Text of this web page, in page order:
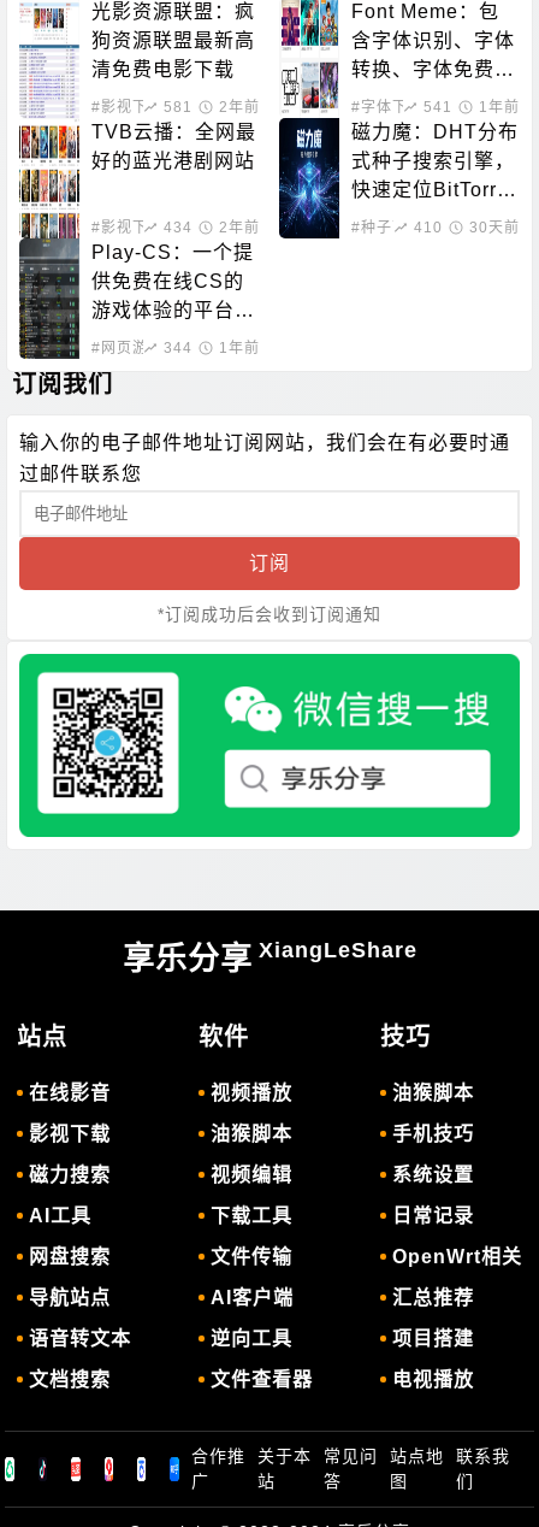
光影资源联盟：疯
狗资源联盟最新高
清免费电影下载
#影视下载 581 2年前
Font Meme：包
含字体识别、字体
转换、字体免费下
载的站点
#字体下载541 1年前
TVB云播：全网最
好的蓝光港剧网站
#影视下载 #在线影音
434 2年前
磁力魔：DHT分布
式种子搜索引擎，
快速定位BitTorre
nt资源
#种子下载 #磁力搜索
410 30天前
Play-CS：一个提
供免费在线CS的
游戏体验的平台，
无需下载即可畅玩
#网页游戏 344 1年前
订阅我们
输入你的电子邮件地址订阅网站，我们会在有必要时通
过邮件联系您
订阅
*订阅成功后会收到订阅通知
享乐分享 XiangLeShare
站点
在线影音
影视下载
磁力搜索
AI工具
网盘搜索
导航站点
语音转文本
文档搜索
软件
视频播放
油猴脚本
视频编辑
下载工具
文件传输
AI客户端
逆向工具
文件查看器
技巧
油猴脚本
手机技巧
系统设置
日常记录
OpenWrt相关
汇总推荐
项目搭建
电视播放
合作推
广
关于本
站
常见问
答
站点地
图
联系我
们